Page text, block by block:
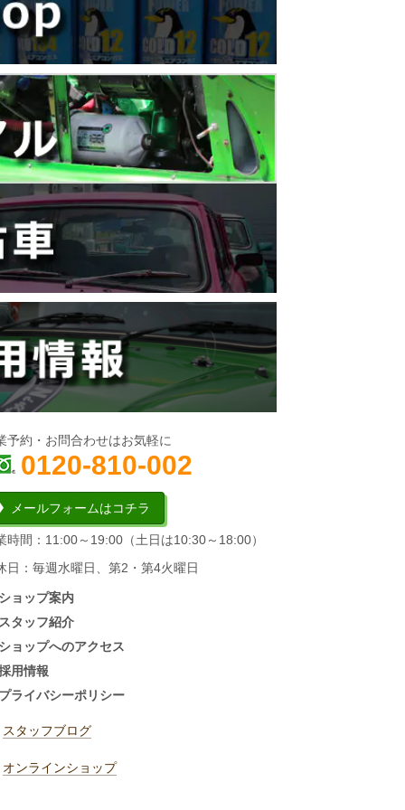
予約・お問合わせはお気軽に
0120-810-002
メールフォームはコチラ
時間：11:00～19:00（土日は10:30～18:00）
日：毎週水曜日、第2・第4火曜日
ョップ案内
タッフ紹介
ョップへのアクセス
用情報
ライバシーポリシー
スタッフブログ
オンラインショップ